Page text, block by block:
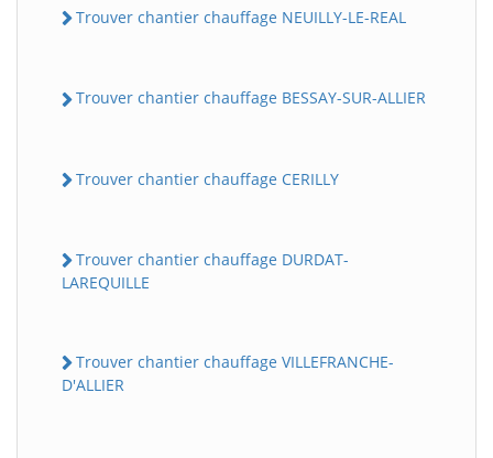
Trouver chantier chauffage NEUILLY-LE-REAL
Trouver chantier chauffage BESSAY-SUR-ALLIER
Trouver chantier chauffage CERILLY
Trouver chantier chauffage DURDAT-
LAREQUILLE
Trouver chantier chauffage VILLEFRANCHE-
D'ALLIER